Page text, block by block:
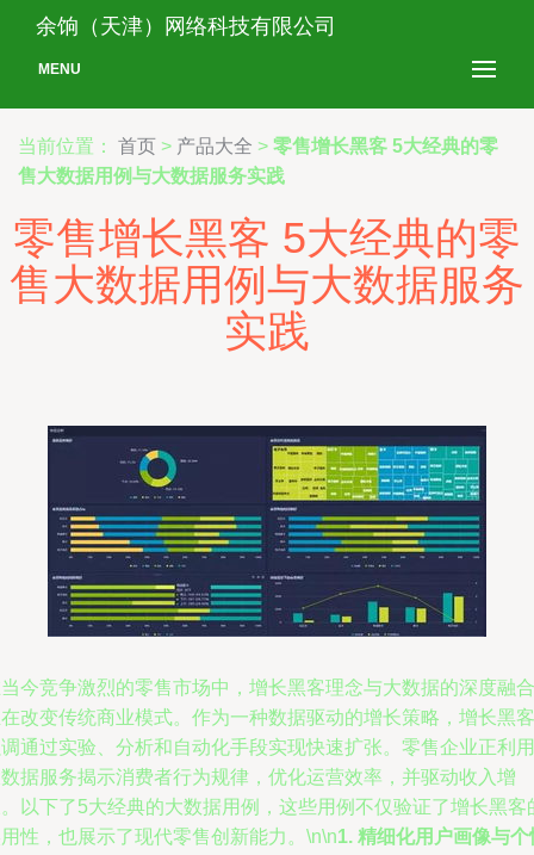
余饷（天津）网络科技有限公司
MENU
当前位置： 首页 > 产品大全 > 零售增长黑客 5大经典的零
售大数据用例与大数据服务实践
零售增长黑客 5大经典的零
售大数据用例与大数据服务
实践
今竞争激烈的零售市场中，增长黑客理念与大数据的深度融合
改变传统商业模式。作为一种数据驱动的增长策略，增长黑客
通过实验、分析和自动化手段实现快速扩张。零售企业正利用
据服务揭示消费者行为规律，优化运营效率，并驱动收入增
以下了5大经典的大数据用例，这些用例不仅验证了增长黑客
性，也展示了现代零售创新能力。\n\n1. 精细化用户画像与个